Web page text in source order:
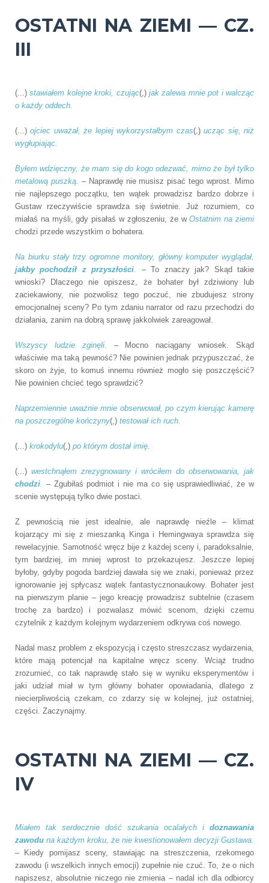
OSTATNI NA ZIEMI — CZ.
III
(...)stawiałem kolejne kroki, czując(,)jak zalewa mnie pot i walcząc
o każdy oddech.
(...)ojciec uważał, że lepiej wykorzystałbym czas(,)ucząc się, niż
wygłupiając.
Byłem wdzięczny, że mam się do kogo odezwać, mimo że był tylko
metalową puszką. – Naprawdę nie musisz pisać tego wprost. Mimo
nie najlepszego początku, ten wątek prowadzisz bardzo dobrze i
Gustaw rzeczywiście sprawdza się świetnie. Już rozumiem, co
miałaś na myśli, gdy pisałaś w zgłoszeniu, że wOstatnim na ziemi
chodzi przede wszystkim o bohatera.
Na biurku stały trzy ogromne monitory, główny komputer wyglądał,
jakby pochodził z przyszłości. – To znaczy jak? Skąd takie
wnioski? Dlaczego nie opiszesz, że bohater był zdziwiony lub
zaciekawiony, nie pozwolisz tego poczuć, nie zbudujesz strony
emocjonalnej sceny? Po tym zdaniu narrator od razu przechodzi do
działania, zanim na dobrą sprawę jakkolwiek zareagował.
Wszyscy ludzie zginęli. – Mocno naciągany wniosek. Skąd
właściwie ma taką pewność? Nie powinien jednak przypuszczać, że
skoro on żyje, to komuś innemu również mogło się poszczęścić?
Nie powinien chcieć tego sprawdzić?
Naprzemiennie uważnie mnie obserwował, po czym kierując kamerę
na poszczególne kończyny(,) testował ich ruch.
(...) krokodylu(,) po którym dostał imię.
(...) westchnąłem zrezygnowany i wróciłem do obserwowania, jak
chodzi. – Zgubiłaś podmiot i nie ma co się usprawiedliwiać, że w
scenie występują tylko dwie postaci.
Z pewnością nie jest idealnie, ale naprawdę nieźle – klimat
kojarzący mi się z mieszanką Kinga i Hemingwaya sprawdza się
rewelacyjnie. Samotność wręcz bije z każdej sceny i, paradoksalnie,
tym bardziej, im mniej wprost to przekazujesz. Jeszcze lepiej
byłoby, gdyby pogoda bardziej dawała się we znaki, ponieważ przez
ignorowanie jej spłycasz wątek fantastycznonaukowy. Bohater jest
na pierwszym planie – jego kreację prowadzisz subtelnie (czasem
trochę za bardzo) i pozwalasz mówić scenom, dzięki czemu
czytelnik z każdym kolejnym wydarzeniem odkrywa coś nowego.
Nadal masz problem z ekspozycją i często streszczasz wydarzenia,
które mają potencjał na kapitalne wręcz sceny. Wciąż trudno
zrozumieć, co tak naprawdę stało się w wyniku eksperymentów i
jaki udział miał w tym główny bohater opowiadania, dlatego z
niecierpliwością czekam, co zdarzy się w kolejnej, już ostatniej,
części. Zaczynajmy.
OSTATNI NA ZIEMI — CZ.
IV
Miałem tak serdecznie dość szukania ocalałych i doznawania
zawodu na każdym kroku, że nie kwestionowałem decyzji Gustawa.
– Kiedy pomijasz sceny, stawiając na streszczenia, rzekomego
zawodu (i wszelkich innych emocji) zupełnie nie czuć. To, że o nich
napiszesz, absolutnie niczego nie zmienia – nadal ich dla odbiorcy